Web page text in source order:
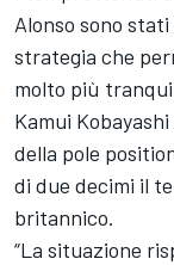
Alonso sono
strategia che
molto più
Kamui
della pole
di due decimi il
britannico.
“La situazione